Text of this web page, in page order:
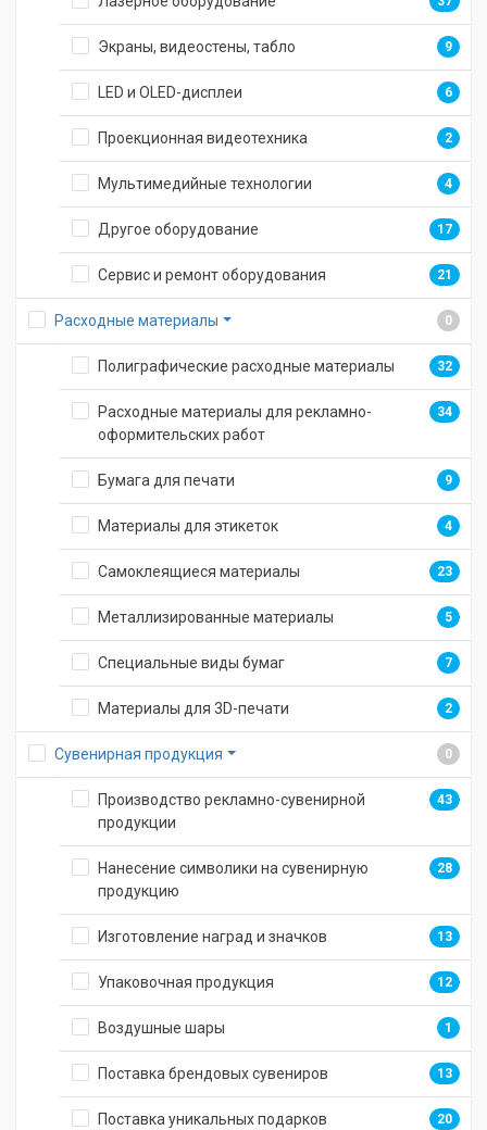
Экраны, видеостены, табло 9
LED и OLED-дисплеи 6
Проекционная видеотехника 2
Мультимедийные технологии 4
Другое оборудование 17
Сервис и ремонт оборудования 21
Расходные материалы 0
Полиграфические расходные материалы 32
Расходные материалы для рекламно-
оформительских работ
34
Бумага для печати 9
Материалы для этикеток 4
Самоклеящиеся материалы 23
Металлизированные материалы 5
Специальные виды бумаг 7
Материалы для 3D-печати 2
Сувенирная продукция 0
Производство рекламно-сувенирной
продукции
43
Нанесение символики на сувенирную
продукцию
28
Изготовление наград и значков 13
Упаковочная продукция 12
Воздушные шары 1
Поставка брендовых сувениров 13
Поставка уникальных подарков 20